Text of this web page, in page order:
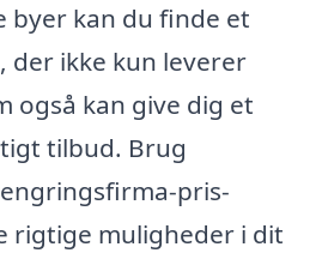
byer kan du finde et
ikke kun leverer
også kan give dig et
tilbud. Brug
pris-
rigtige muligheder i dit